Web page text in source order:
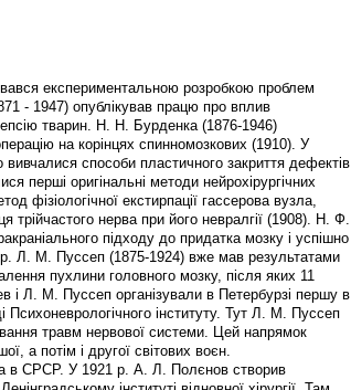
експериментальною розробкою проблем
- 1947) опублікував працю про вплив
тварин. Н. Н. Бурденка (1876-1946)
на корінцях спинномозкових (1910). У
способи пластичного закриття дефектів
перші оригінальні методи нейрохірургічних
фізіологічної екстирпації гассерова вузла,
трійчастого нерва при його невралгії (1908). Н. Ф.
підходу до придатка мозку і успішно
Л. М. Пуссеп (1875-1924) вже мав результатами
пухлини головного мозку, після яких 11
Л. М. Пуссеп організували в Петербурзі першу в
Психоневрологічного інституту. Тут Л. М. Пуссеп
травм нервової системи. Цей напрямок
а потім і другої світових воєн.
в СРСР. У 1921 р. А. Л. Полєнов створив